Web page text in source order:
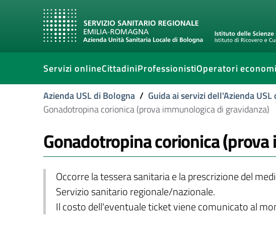
Servizi onlineCittadiniProfessionistiOperatori
Azienda USL di Bologna / Guida ai servizi dell'Azienda
Gonadotropina corionica (prova immunologica di gravidanza)
Gonadotropina corionica
Occorre la tessera sanitaria e la prescrizione del
Servizio sanitario regionale/nazionale.
Il costo dell'eventuale ticket viene comunicato al